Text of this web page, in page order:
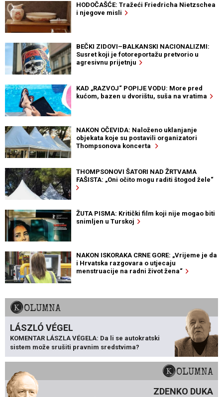
HODOČAŠĆE: Tražeći Friedricha Nietzschea
i njegove misli
BEČKI ZIDOVI–BALKANSKI NACIONALIZMI:
Susret koji je fotoreportažu pretvorio u
agresivnu prijetnju
KAD „RAZVOJ“ POPIJE VODU: More pred
kućom, bazen u dvorištu, suša na vratima
NAKON OČEVIDA: Naloženo uklanjanje
objekata koje su postavili organizatori
Thompsonova koncerta
THOMPSONOVI ŠATORI NAD ŽRTVAMA
FAŠISTA: „Oni očito mogu raditi štogod žele“
ŽUTA PISMA: Kritički film koji nije mogao biti
snimljen u Turskoj
NAKON ISKORAKA CRNE GORE: „Vrijeme je da
i Hrvatska razgovara o utjecaju
menstruacije na radni život žena“
KOLUMNA
LÁSZLÓ VÉGEL
KOMENTAR LÁSZLA VÉGELA: Da li se autokratski
sistem može srušiti pravnim sredstvima?
KOLUMNA
ZDENKO DUKA